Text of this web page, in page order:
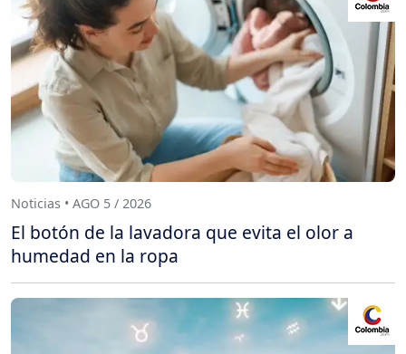
Noticias • AGO 5 / 2026
El botón de la lavadora que evita el olor a
humedad en la ropa